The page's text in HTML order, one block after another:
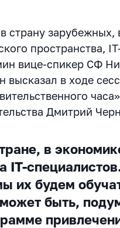
страну зарубежных,
пространства,
вице-спикер СФ
высказал в ходе
Дмитрий
в
IT-
их будем
быть,